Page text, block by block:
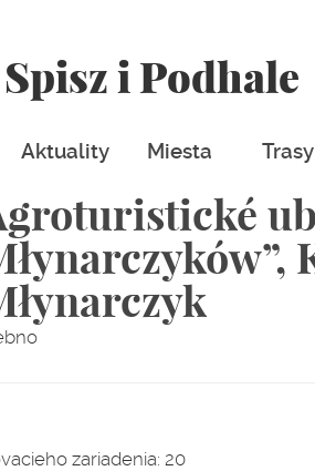
Spisz i Podhale
Aktuality Miesta Trasy
zariadenia: 20